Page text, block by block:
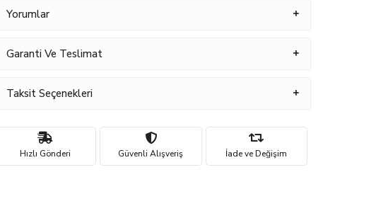
Yorumlar
Garanti Ve Teslimat
Taksit Seçenekleri
Hızlı Gönderi Güvenli Alışveriş İade ve Değişim